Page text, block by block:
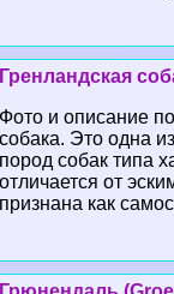
Гренландская
Фото и описание
собака. Это одна
пород собак типа
отличается от
признана как